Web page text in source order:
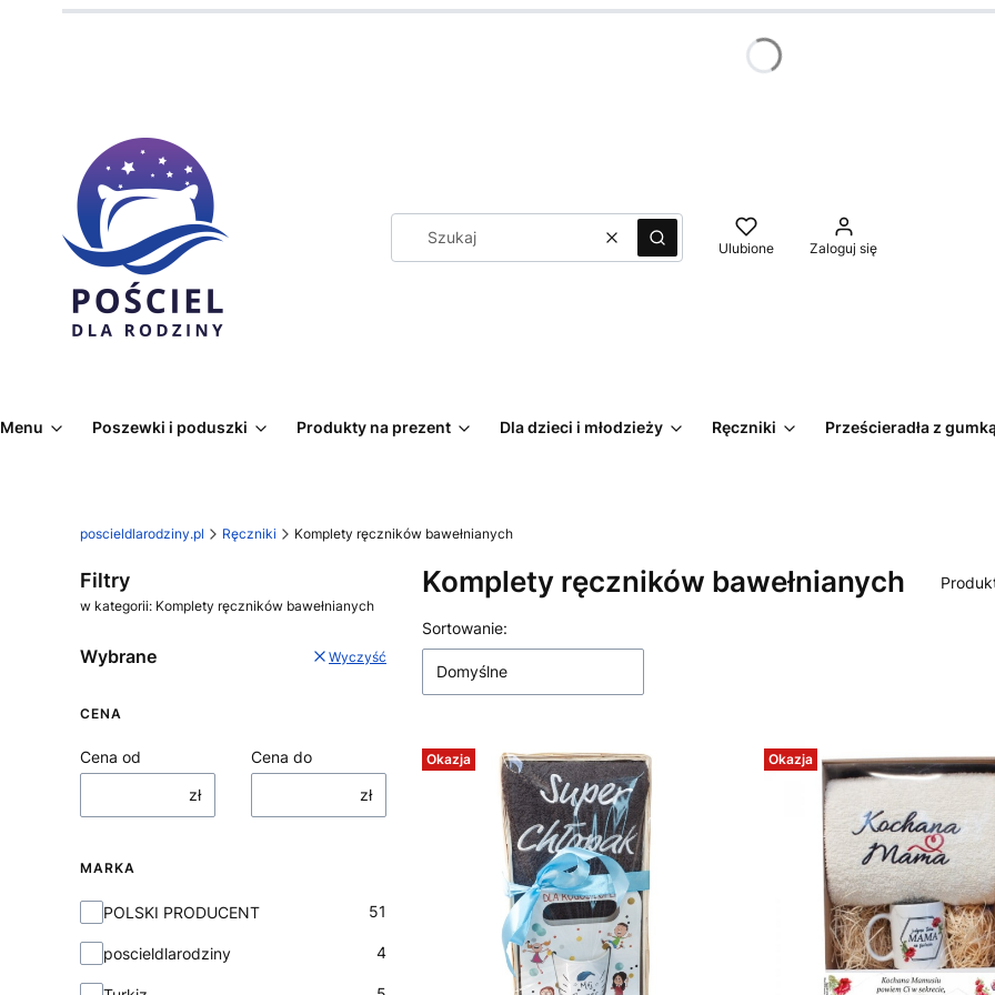
WyczyśćSzukaj Ulubione Zaloguj się
Menu Poszewki i poduszki Produkty na prezent Dla dzieci i młodzieży Ręczniki Prześcieradła z
poscieldlarodziny.pl Ręczniki Komplety ręczników bawełnianych
Filtry
w kategorii: Komplety ręczników bawełnianych
Wybrane Wyczyść
CENA
Cena od
zł
Cena do
zł
MARKA
Marka
POLSKI PRODUCENT 51
poscieldlarodziny 4
Komplety ręczników bawełnianych
Lista produktów
Sortowanie:
Domyślne
Okazja Okazja